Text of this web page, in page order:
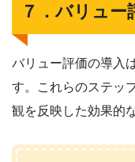
７．バリュー
バリュー評価の導入
す。これらのステッ
観を反映した効果的